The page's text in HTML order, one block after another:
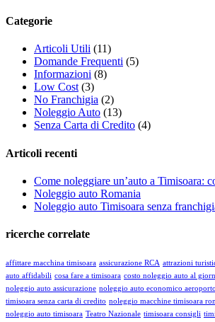
Categorie
Articoli Utili (11)
Domande Frequenti (5)
Informazioni (8)
Low Cost(3)
No Franchigia (2)
Noleggio Auto (13)
Senza Carta di Credito (4)
Articoli recenti
Come noleggiare un’auto a Timisoara:
Noleggio auto Romania
Noleggio auto Timisoara senza
ricerche correlate
affittare macchina timisoara assicurazione RCA attrazioni
auto affidabili cosa fare a timisoara costo noleggio auto al
noleggio auto assicurazione noleggio auto economico
timisoara senza carta di credito noleggio macchine timisoara
noleggio auto timisoara Teatro Nazionale timisoara consigli